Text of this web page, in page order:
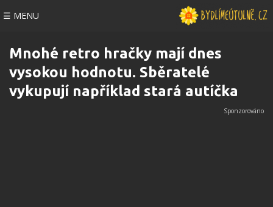
☰ MENU
Mnohé retro hračky mají dnes
vysokou hodnotu. Sběratelé
vykupují například stará autíčka